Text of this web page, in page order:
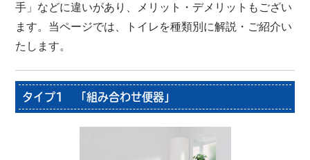
手」などに違いがあり、メリット・デメリットもござい
ます。当ページでは、トイレを種類別に解説・ご紹介い
たします。
タイプ1 「組み合わせ便器」